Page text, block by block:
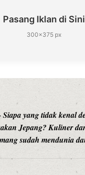
Pasang Iklan di Sini
300×375 px
Siapa sangka, dua
Srimulat dan
dunia kuliner dengan
Nunung Srimulat & Vicky